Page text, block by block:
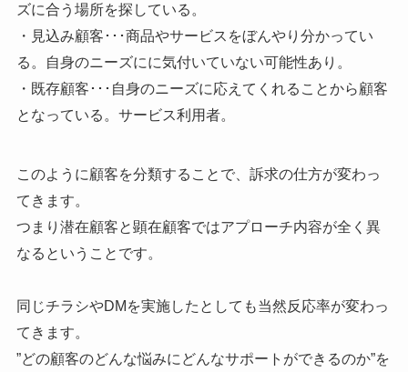
ズに合う場所を探している。
・見込み顧客･･･商品やサービスをぼんやり分かってい
る。自身のニーズにに気付いていない可能性あり。
・既存顧客･･･自身のニーズに応えてくれることから顧客
となっている。サービス利用者。
このように顧客を分類することで、訴求の仕方が変わっ
てきます。
つまり潜在顧客と顕在顧客ではアプローチ内容が全く異
なるということです。
同じチラシやDMを実施したとしても当然反応率が変わっ
てきます。
”どの顧客のどんな悩みにどんなサポートができるのか”を